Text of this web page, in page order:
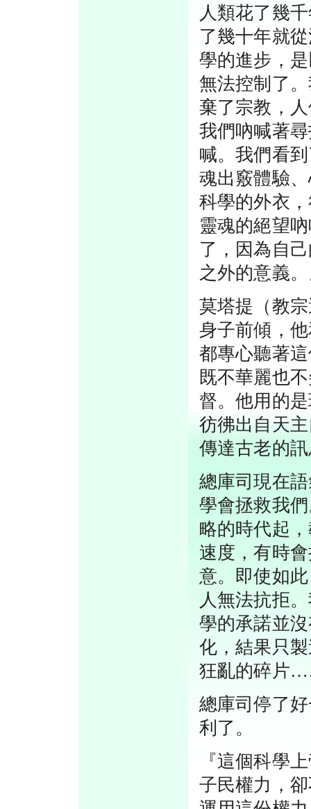
人類花了幾
了幾十年就
學的進步，
無法控制了
棄了宗教，
我們吶喊著
喊。我們看
魂出竅體驗
科學的外衣
靈魂的絕望
了，因為自
之外的意義
莫塔提（教
身子前傾，
都專心聽著
既不華麗也
督。他用的
彷彿出自天
傳達古老的
總庫司現在
學會拯救我
略的時代起
速度，有時
意。即使如
人無法抗拒
學的承諾並
化，結果只
狂亂的碎片
總庫司停了
利了。
『這個科學
子民權力，